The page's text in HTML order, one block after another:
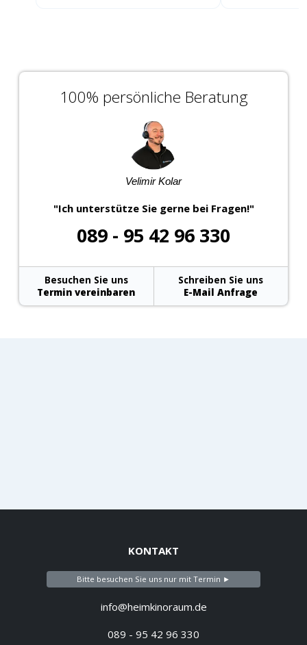
100% persönliche Beratung
Velimir Kolar
"Ich unterstütze Sie gerne bei Fragen!"
089 - 95 42 96 330
Besuchen Sie uns
Termin vereinbaren
Schreiben Sie uns
E-Mail Anfrage
KONTAKT
Bitte besuchen Sie uns nur mit Termin ►
info@heimkinoraum.de
089 - 95 42 96 330